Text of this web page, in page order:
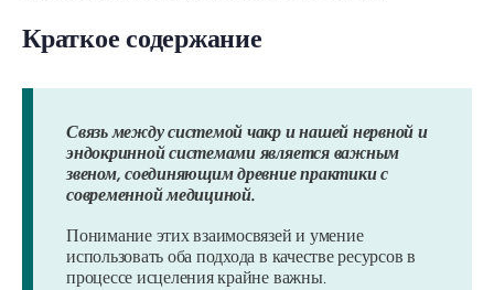
Краткое содержание
Связь между системой чакр и нашей нервной и
эндокринной системами является важным
звеном, соединяющим древние практики с
современной медициной.
Понимание этих взаимосвязей и умение
использовать оба подхода в качестве ресурсов в
процессе исцеления крайне важны.